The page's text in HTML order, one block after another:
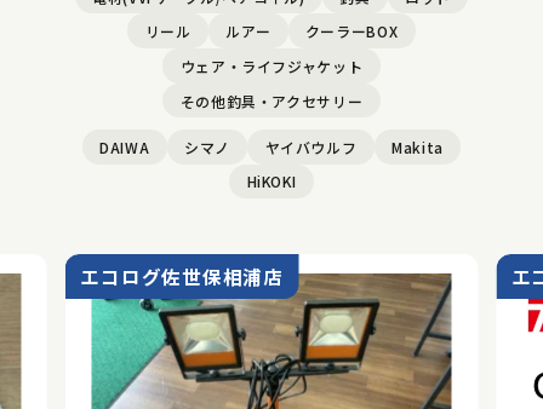
リール
ルアー
クーラーBOX
ウェア・ライフジャケット
その他釣具・アクセサリー
DAIWA シマノ ヤイバウルフ
Makita
HiKOKI
エコログ佐世保相浦店 エ